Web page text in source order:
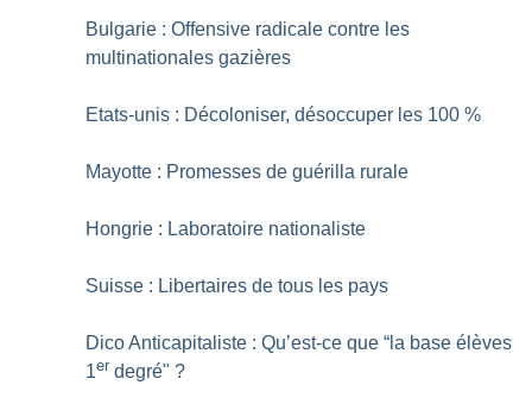
Bulgarie : Offensive radicale contre les
multinationales gazières
Etats-unis : Décoloniser, désoccuper les 100 %
Mayotte : Promesses de guérilla rurale
Hongrie : Laboratoire nationaliste
Suisse : Libertaires de tous les pays
Dico Anticapitaliste : Qu’est-ce que “la base élèves
1er degré" ?